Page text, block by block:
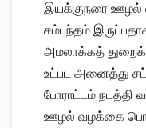
இயக்குநரை ஊழல்
சம்பந்தம்
அமலாக்கத்
உட்பட அனைத்து
போராட்டம் நடத்தி
ஊழல் வழக்கை